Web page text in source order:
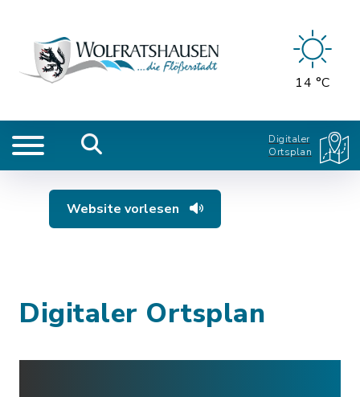
14 °C
Digitaler
Ortsplan
Website vorlesen
Digitaler Ortsplan